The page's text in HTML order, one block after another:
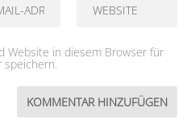
Website in diesem Browser für
speichern.